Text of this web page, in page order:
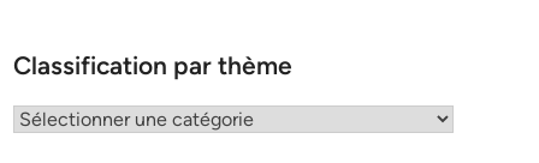
Classification par thème
Classification